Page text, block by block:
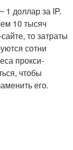
1 доллар за IP.
10 тысяч
то затраты
сотни
прокси-
чтобы
его.